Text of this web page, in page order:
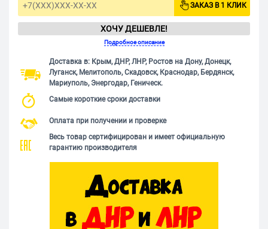
ЗАКАЗ В 1 КЛИК
ХОЧУ ДЕШЕВЛЕ!
Подробное описание
Доставка в: Крым, ДНР, ЛНР, Ростов на Дону, Донецк,
Луганск, Мелитополь, Скадовск, Краснодар, Бердянск,
Мариуполь, Энергодар, Геническ.
Самые короткие сроки доставки
Оплата при получении и проверке
Весь товар сертифицирован и имеет официальную
гарантию производителя